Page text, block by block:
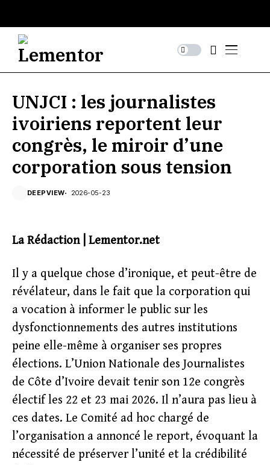
UNJCI : les journalistes
ivoiriens reportent leur
congrès, le miroir d’une
corporation sous tension
DEEPVIEW 2026-05-23
La Rédaction | Lementor.net
Il y a quelque chose d’ironique, et peut-être de
révélateur, dans le fait que la corporation qui
a vocation à informer le public sur les
dysfonctionnements des autres institutions
peine elle-même à organiser ses propres
élections. L’Union Nationale des Journalistes
de Côte d’Ivoire devait tenir son 12e congrès
électif les 22 et 23 mai 2026. Il n’aura pas lieu à
ces dates. Le Comité ad hoc chargé de
l’organisation a annoncé le report, évoquant la
nécessité de préserver l’unité et la crédibilité